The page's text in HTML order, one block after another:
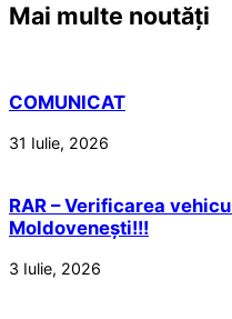
Mai multe noutăți
COMUNICAT
31 Iulie, 2026
RAR – Verificarea
Moldovenești!!!
3 Iulie, 2026